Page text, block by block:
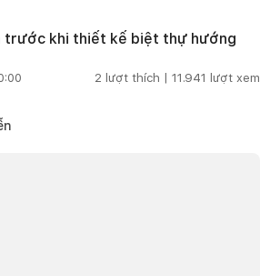
trước khi thiết kế biệt thự hướng
2 lượt thích | 11.941 lượt xem